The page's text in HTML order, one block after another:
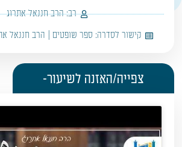
רב: הרב חננאל אתרוג
קישור לסדרה: ספר שופטים | הרב חננאל
צפייה/האזנה לשיעור-